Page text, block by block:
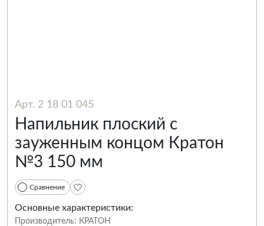
Арт. 2 18 01 045
Напильник плоский с
зауженным концом Кратон
№3 150 мм
Сравнение
Основные характеристики:
Производитель: КРАТОН